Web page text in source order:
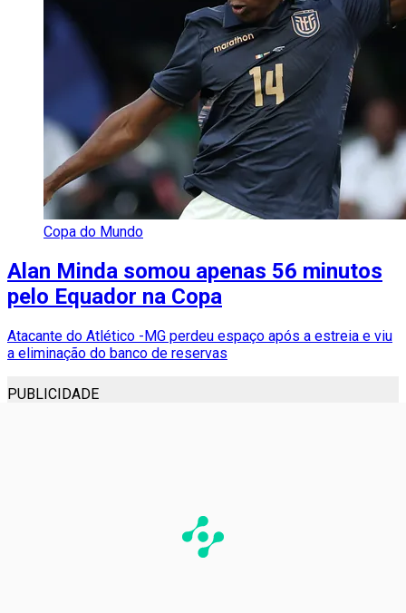
Copa do Mundo
Alan Minda somou apenas 56 minutos
pelo Equador na Copa
Atacante do Atlético -MG perdeu espaço após a estreia e viu
a eliminação do banco de reservas
PUBLICIDADE